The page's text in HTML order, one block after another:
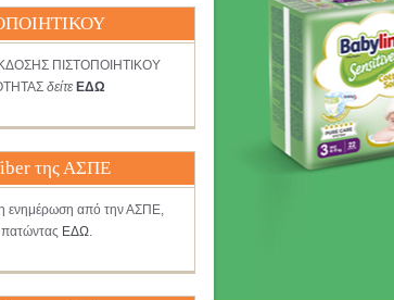
ΠΙΣΤΟΠΟΙΗΤΙΚΟΥ
δείτε ΕΔΩ
της ΑΣΠΕ
ενημέρωση από την ΑΣΠΕ,
πατώντας ΕΔΩ.